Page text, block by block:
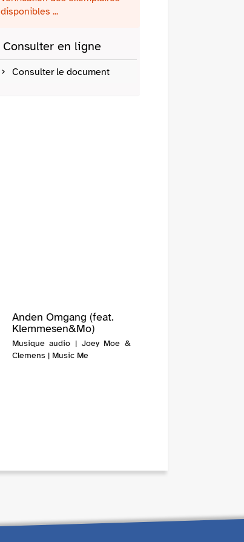
disponibles ...
Consulter en ligne
Consulter le document
Anden Omgang (feat.
Klemmesen&Mo)
Musique audio | Joey Moe &
Clemens | Music Me